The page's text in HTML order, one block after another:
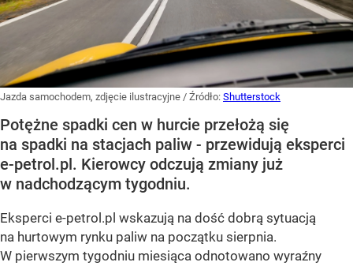
Jazda samochodem, zdjęcie ilustracyjne / Źródło: Shutterstock
Potężne spadki cen w hurcie przełożą się
na spadki na stacjach paliw - przewidują eksperci
e-petrol.pl. Kierowcy odczują zmiany już
w nadchodzącym tygodniu.
Eksperci e-petrol.pl wskazują na dość dobrą sytuacją
na hurtowym rynku paliw na początku sierpnia.
W pierwszym tygodniu miesiąca odnotowano wyraźny